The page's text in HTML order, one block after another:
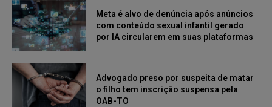
Meta é alvo de denúncia após anúncios
com conteúdo sexual infantil gerado
por IA circularem em suas plataformas
Advogado preso por suspeita de matar
o filho tem inscrição suspensa pela
OAB-TO